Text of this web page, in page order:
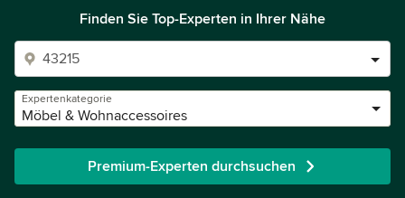
Finden Sie Top-Experten in Ihrer Nähe
Expertenkategorie
Möbel & Wohnaccessoires
Premium-Experten durchsuchen